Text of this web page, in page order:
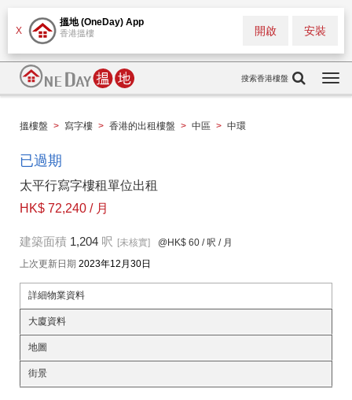
X
搵地 (OneDay) App
香港搵樓 安裝
開啟
搜索香港樓盤
搵樓盤 > 寫字樓 > 香港的出租樓盤 > 中區 > 中環
已過期
太平行寫字樓租單位出租
HK$ 72,240 / 月
建築面積 1,204 呎 [未核實] @HK$ 60 / 呎 / 月
上次更新日期 2023年12月30日
詳細物業資料
大廈資料
地圖
街景